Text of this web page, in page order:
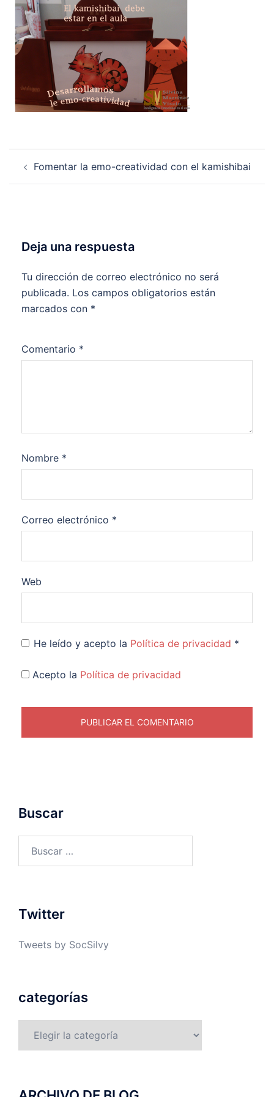
de
Fomentar la emo-creatividad con el kamishibai
Deja una respuesta
Tu dirección de correo electrónico no será
publicada. Los campos obligatorios están
marcados con *
Comentario *
Nombre *
Correo electrónico *
Web
He leído y acepto la Política de privacidad *
Acepto la Política de privacidad
Buscar
Twitter
Tweets by SocSilvy
categorías